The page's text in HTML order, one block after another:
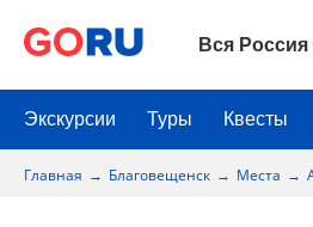
Вся Россия
Экскурсии Туры Квесты
Главная Благовещенск Места